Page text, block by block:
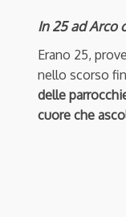
In 25 ad Arco
Erano 25,
nello scorso
delle
cuore che